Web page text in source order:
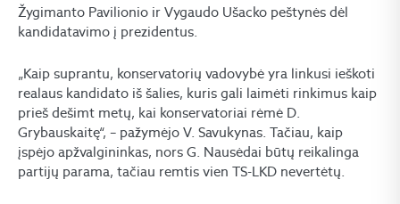
Žygimanto Pavilionio ir Vygaudo Ušacko peštynės dėl
kandidatavimo į prezidentus.
„Kaip suprantu, konservatorių vadovybė yra linkusi ieškoti
realaus kandidato iš šalies, kuris gali laimėti rinkimus kaip
prieš dešimt metų, kai konservatoriai rėmė D.
Grybauskaitę“, – pažymėjo V. Savukynas. Tačiau, kaip
įspėjo apžvalgininkas, nors G. Nausėdai būtų reikalinga
partijų parama, tačiau remtis vien TS-LKD nevertėtų.